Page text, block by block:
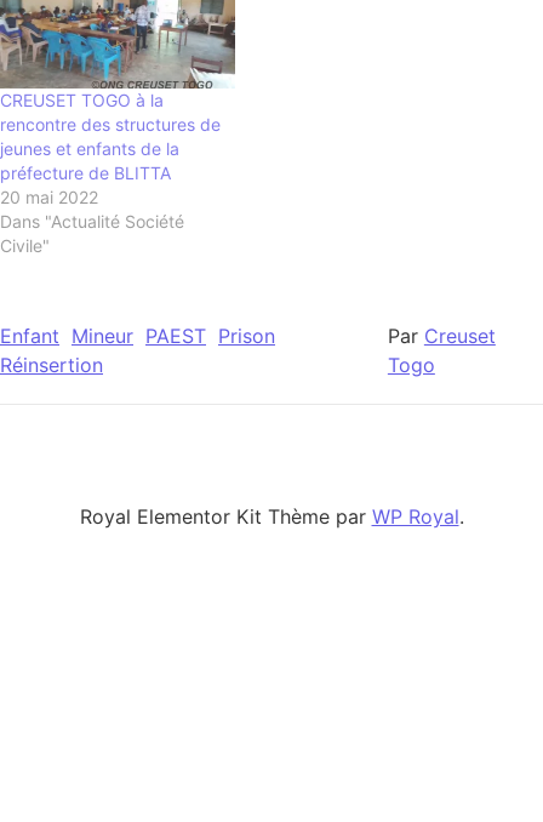
CREUSET TOGO à la
rencontre des structures de
jeunes et enfants de la
préfecture de BLITTA
20 mai 2022
Dans "Actualité Société
Civile"
Enfant Mineur PAEST Prison
Réinsertion
Par Creuset
Togo
Royal Elementor Kit Thème par WP Royal.